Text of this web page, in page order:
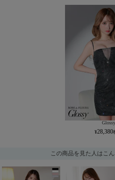
Glossy
28,380
この商品を見た人はこ